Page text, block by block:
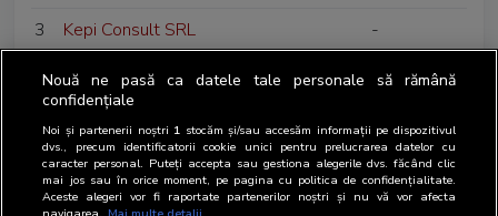
3
Kepi Consult SRL
-
4
Kron Cast Media SRL -
Nouă ne pasă ca datele tale personale să rămână
confidențiale
Noi și partenerii noștri 1 stocăm și/sau accesăm informații pe dispozitivul
dvs., precum identificatorii cookie unici pentru prelucrarea datelor cu
caracter personal. Puteți accepta sau gestiona alegerile dvs. făcând clic
mai jos sau în orice moment, pe pagina cu politica de confidențialitate.
Aceste alegeri vor fi raportate partenerilor noștri și nu vă vor afecta